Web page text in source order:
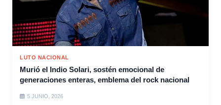
LUTO NACIONAL
Murió el Indio Solari, sostén emocional de
generaciones enteras, emblema del rock nacional
5 JUNIO, 2026